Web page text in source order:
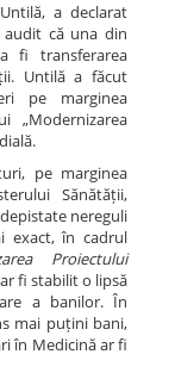
a declarat
că una din
fi transferarea
Untilă a făcut
pe marginea
„Modernizarea
pe marginea
Sănătății,
nereguli
exact, în cadrul
Proiectului
fi stabilit o lipsă
a banilor. În
mai puțini bani,
în Medicină ar fi